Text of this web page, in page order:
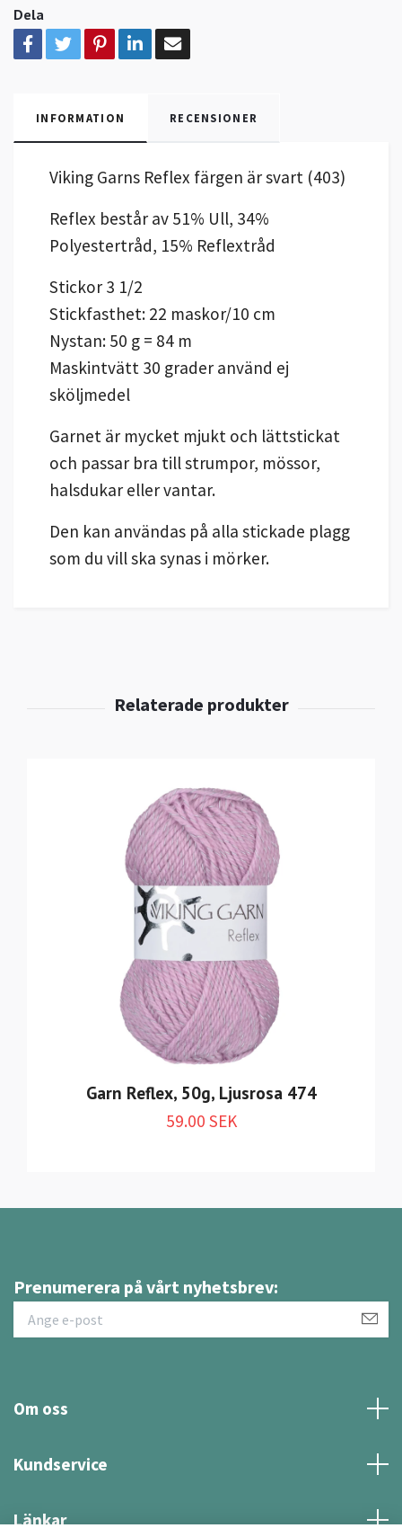
Dela
INFORMATION RECENSIONER
Viking Garns Reflex färgen är svart (403)
Reflex består av 51% Ull, 34%
Polyestertråd, 15% Reflextråd
Stickor 3 1/2
Stickfasthet: 22 maskor/10 cm
Nystan: 50 g = 84 m
Maskintvätt 30 grader använd ej
sköljmedel
Garnet är mycket mjukt och lättstickat
och passar bra till strumpor, mössor,
halsdukar eller vantar.
Den kan användas på alla stickade plagg
som du vill ska synas i mörker.
Garn Reflex, 50g, Ljusrosa 474
59.00 SEK
Prenumerera på vårt nyhetsbrev:
Om oss
Kundservice
Länkar